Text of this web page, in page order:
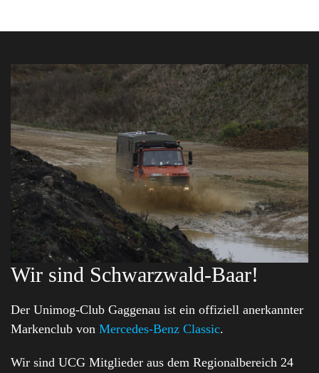
Wir sind Schwarzwald-Baar!
Der Unimog-Club Gaggenau ist ein offiziell anerkannter
Markenclub von Mercedes-Benz Classic.
Wir sind UCG Mitglieder aus dem Regionalbereich 24